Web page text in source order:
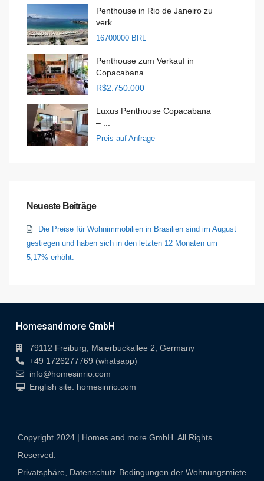
Penthouse in Rio de Janeiro zu
verk...
16700000 BRL
Penthouse zum Verkauf in
Copacabana...
R$2.750.000
Luxus Penthouse Copacabana
– ...
Preis auf Anfrage
Neueste Beiträge
Die Preise für Wohnimmobilien in Brasilien sind im August
gestiegen und haben sich in den letzten 12 Monaten um
5,17% erhöht.
Homesandmore GmbH
79112 Freiburg, Maierbuckallee 2, Germany
+49 1726277769 (whatsapp)
info@homesinrio.com
English site: homesinrio.com
Copyright 2024 | Homes and more GmbH. All Rights
Reserved.
Privatsphäre, Datenschutz Bedingungen der Wohnungsmiete